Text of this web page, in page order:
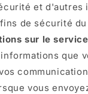
et d'autres
de sécurité
sur le
que
vous